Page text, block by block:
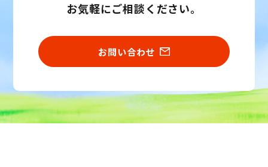
お気軽にご相談ください。
お問い合わせ